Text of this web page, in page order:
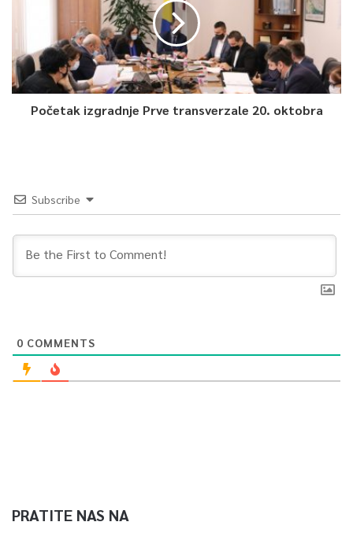
Početak izgradnje Prve transverzale 20. oktobra
Subscribe
0 COMMENTS
PRATITE NAS NA